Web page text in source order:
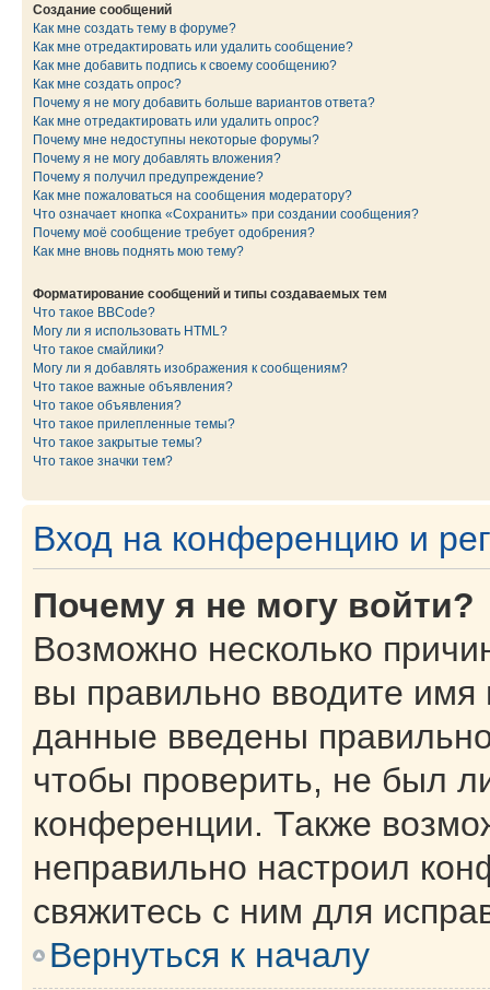
Создание сообщений
Как мне создать тему в форуме?
Как мне отредактировать или удалить сообщение?
Как мне добавить подпись к своему сообщению?
Как мне создать опрос?
Почему я не могу добавить больше вариантов ответа?
Как мне отредактировать или удалить опрос?
Почему мне недоступны некоторые форумы?
Почему я не могу добавлять вложения?
Почему я получил предупреждение?
Как мне пожаловаться на сообщения модератору?
Что означает кнопка «Сохранить» при создании сообщения?
Почему моё сообщение требует одобрения?
Как мне вновь поднять мою тему?
Форматирование сообщений и типы создаваемых тем
Что такое BBCode?
Могу ли я использовать HTML?
Что такое смайлики?
Могу ли я добавлять изображения к сообщениям?
Что такое важные объявления?
Что такое объявления?
Что такое прилепленные темы?
Что такое закрытые темы?
Что такое значки тем?
Вход на конференцию и
Почему я не могу войти?
Возможно несколько
вы правильно вводите имя
данные введены
чтобы проверить, не был
конференции. Также
неправильно настроил
свяжитесь с ним для
Вернуться к началу